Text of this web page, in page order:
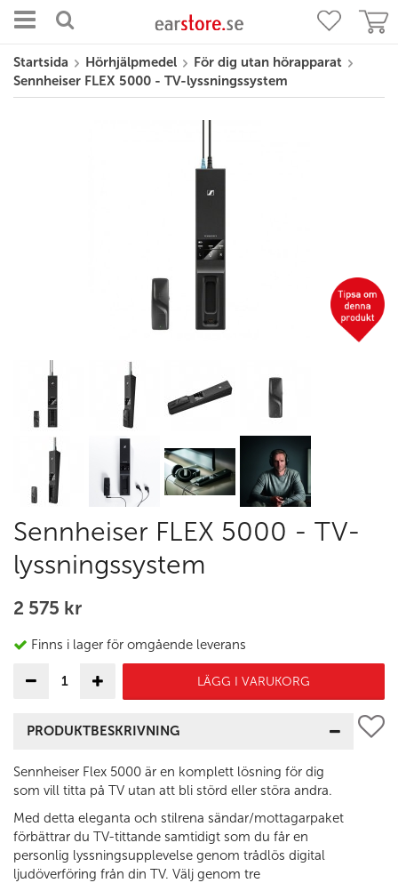
Startsida Hörhjälpmedel
För dig utan hörapparat
Sennheiser FLEX 5000 - TV-lyssningssystem
Sennheiser FLEX 5000 - TV-
lyssningssystem
2 575 kr
Finns i lager för omgående leverans
LÄGG I VARUKORG
PRODUKTBESKRIVNING
Sennheiser Flex 5000 är en komplett lösning för dig
som vill titta på TV utan att bli störd eller störa andra.
Med detta eleganta och stilrena sändar/mottagarpaket
förbättrar du TV-tittande samtidigt som du får en
personlig lyssningsupplevelse genom trådlös digital
ljudöverföring från din TV. Välj genom tre